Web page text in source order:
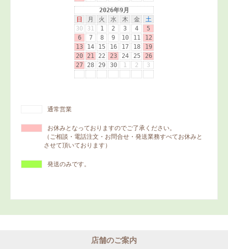
通常営業
お休みとなっておりますのでご了承ください。
（ご相談・電話注文・お問合せ・発送業務すべてお休みと
させて頂いております）
発送のみです。
店舗のご案内